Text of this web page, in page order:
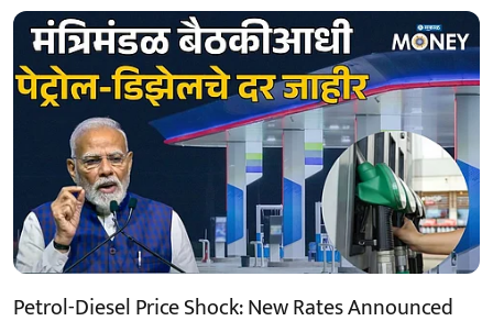
Petrol-Diesel Price Shock: New Rates Announced